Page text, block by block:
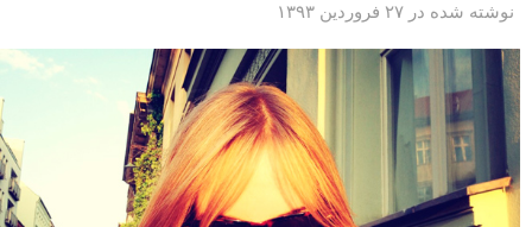
نوشته شده در ۲۷ فروردین ۱۳۹۳